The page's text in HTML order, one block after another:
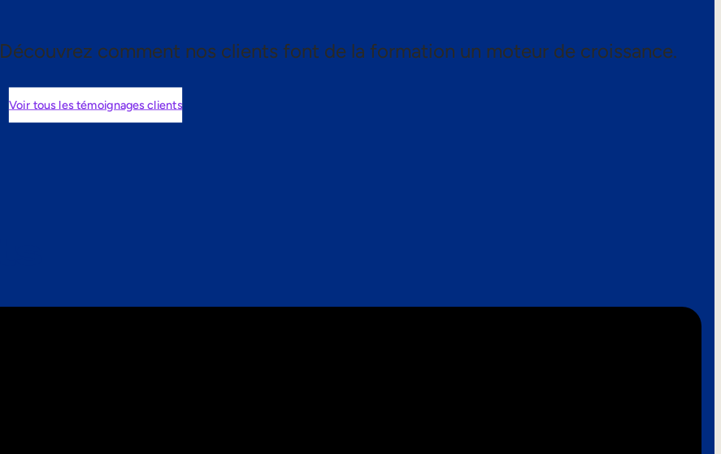
Découvrez comment nos clients font de la formation un moteur de croissance.
Voir tous les témoignages clients